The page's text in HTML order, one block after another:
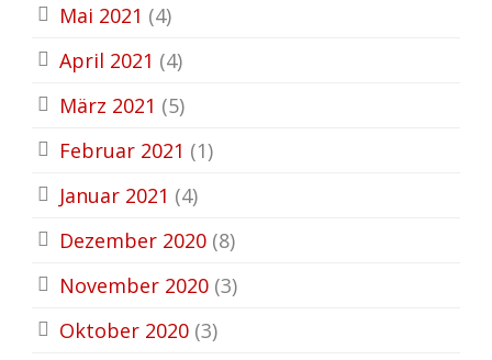
Mai 2021 (4)
April 2021 (4)
März 2021 (5)
Februar 2021 (1)
Januar 2021 (4)
Dezember 2020 (8)
November 2020 (3)
Oktober 2020 (3)